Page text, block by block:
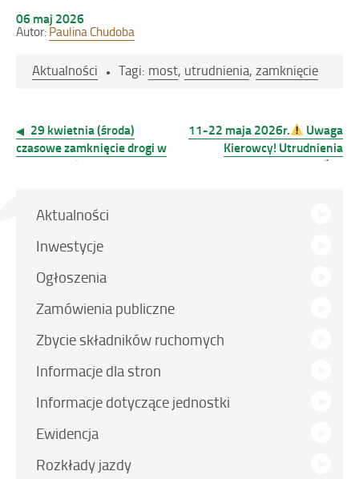
Opublikowano
w
06 maj 2026
Autor:Paulina Chudoba
Aktualności Tagi: most, utrudnienia, zamknięcie
wpisu
29 kwietnia (środa)
czasowe zamknięcie drogi w
miejscowości Spytkowice!
11-22 maja 2026r.
Uwaga
Kierowcy! Utrudnienia
Menu
Aktualności
Inwestycje
Ogłoszenia
Zamówienia publiczne
Zbycie składników ruchomych
Informacje dla stron
Informacje dotyczące jednostki
Ewidencja
Rozkłady jazdyLink